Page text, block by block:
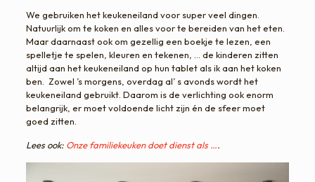
We gebruiken het keukeneiland voor super veel dingen.
Natuurlijk om te koken en alles voor te bereiden van het eten.
Maar daarnaast ook om gezellig een boekje te lezen, een
spelletje te spelen, kleuren en tekenen, … de kinderen zitten
altijd aan het keukeneiland op hun tablet als ik aan het koken
ben. Zowel ’s morgens, overdag al’ s avonds wordt het
keukeneiland gebruikt. Daarom is de verlichting ook enorm
belangrijk, er moet voldoende licht zijn én de sfeer moet
goed zitten.
Lees ook: Onze familiekeuken doet dienst als ….